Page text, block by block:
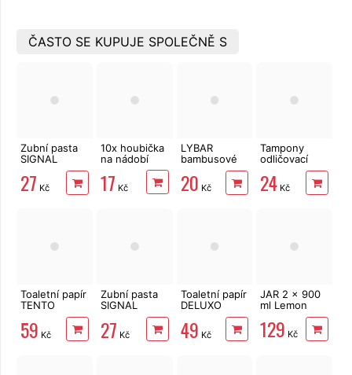
ČASTO SE KUPUJE SPOLEČNĚ S
Zubní pasta
SIGNAL
Family Cavity
Protection 75
ml
27 Kč
10x houbička
na nádobí
17 Kč
LYBAR
bambusové
tyčinky 200
ks
20 Kč
Tampony
odličovací
LINTEO 120
ks
24 Kč
Toaletní papír
TENTO
3vrstvý 8 rolí,
144 m
59 Kč
Zubní pasta
SIGNAL
Family Herbal
Fresh 75 ml
27 Kč
Toaletní papír
DELUXO
3vrstvý 8 rolí,
132 m
49 Kč
JAR 2 x 900
ml Lemon
129 Kč